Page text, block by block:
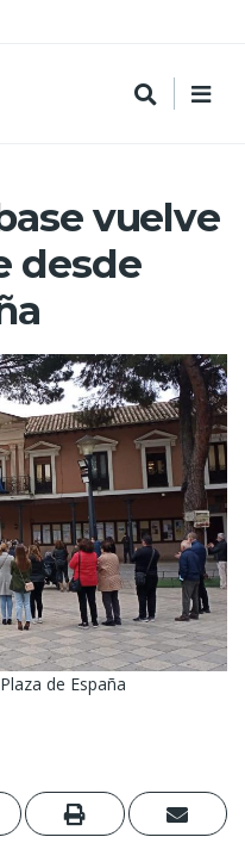
vuelve
desde
de España